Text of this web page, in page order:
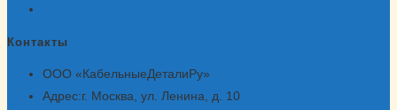
Контакты
ООО «КабельныеДеталиРу»
Адрес:г. Москва, ул. Ленина, д. 10